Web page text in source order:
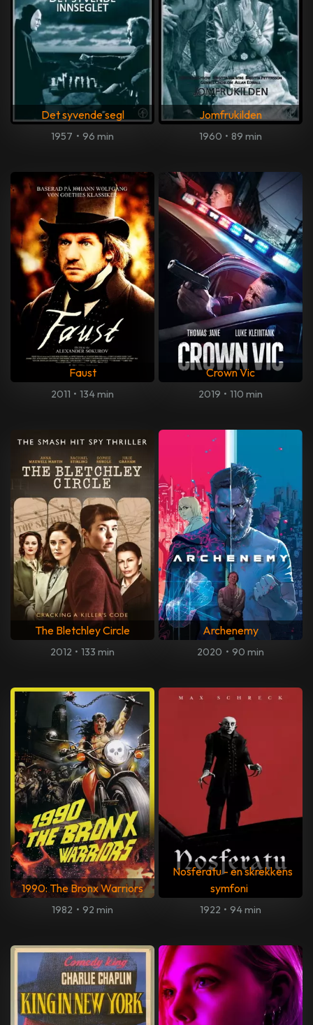
Det syvende segl
1957 • 96 min
Jomfrukilden
1960 • 89 min
Faust
2011 • 134 min
Crown Vic
2019 • 110 min
The Bletchley Circle
2012 • 133 min
Archenemy
2020 • 90 min
1990: The Bronx Warriors
1982 • 92 min
Nosferatu - en skrekkens
symfoni
1922 • 94 min